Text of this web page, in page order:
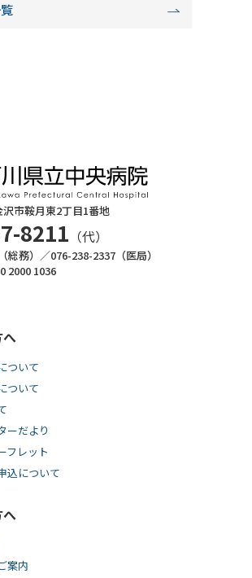
市鞍⽉東2丁⽬1番地
8211 （代）
総務）／076-238-2337（医局）
2000 1036
ついて
ついて
ーだより
フレット
込について
案内